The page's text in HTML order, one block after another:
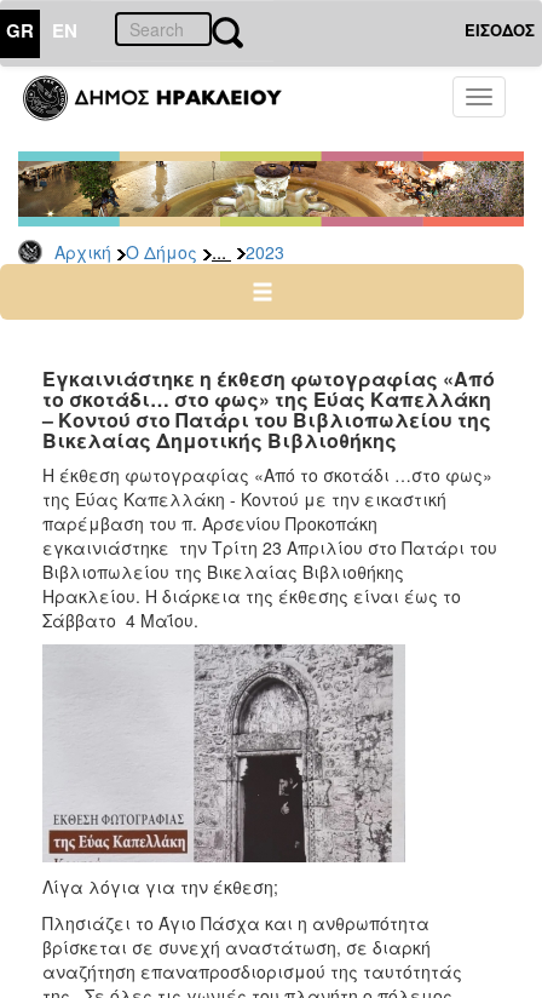
GR EN ΕΙΣΟΔΟΣ
Toggle
Αρχική Ο Δήμος ... 2023
ΔΗΜΟΣ
Δελτία
Τύπου
Αρχείο
2026
2024
2022
2021
2020
2019
2018
2017
2016
2006
ΤΟΠΟΣ
Εγκαινιάστηκε η έκθεση φωτογραφίας «Από
το σκοτάδι… στο φως» της Εύας Καπελλάκη
– Κοντού στο Πατάρι του Βιβλιοπωλείου της
Βικελαίας Δημοτικής Βιβλιοθήκης
Η έκθεση φωτογραφίας «Από το σκοτάδι …στο φως»
της Εύας Καπελλάκη - Κοντού με την εικαστική
παρέμβαση του π. Αρσενίου Προκοπάκη
εγκαινιάστηκε την Τρίτη 23 Απριλίου στο Πατάρι του
Βιβλιοπωλείου της Βικελαίας Βιβλιοθήκης
Ηρακλείου. Η διάρκεια της έκθεσης είναι έως το
Σάββατο 4 Μαΐου.
Λίγα λόγια για την έκθεση;
Πλησιάζει το Άγιο Πάσχα και η ανθρωπότητα
βρίσκεται σε συνεχή αναστάτωση, σε διαρκή
αναζήτηση επαναπροσδιορισμού της ταυτότητάς